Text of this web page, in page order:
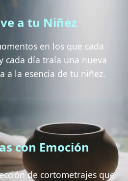
a tu Niñez
en los que cada
cada día traía una nueva
a la esencia de tu niñez.
con Emoción
de cortometrajes que